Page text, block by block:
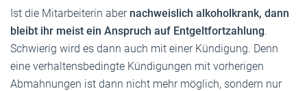
Ist die Mitarbeiterin aber nachweislich alkoholkrank, dann
bleibt ihr meist ein Anspruch auf Entgeltfortzahlung.
Schwierig wird es dann auch mit einer Kündigung. Denn
eine verhaltensbedingte Kündigungen mit vorherigen
Abmahnungen ist dann nicht mehr möglich, sondern nur